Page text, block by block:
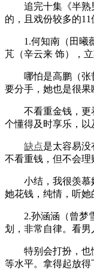
追完十集《半熟
的，且戏份较多的11
1.何知南（田曦薇
芃（辛云来 饰），立
哪怕是高鹏（张
要分手，她也是很果
不看重金钱，更
个懂得及时享乐，以
缺点是太容易没
不看重钱，但不会理
小结，我很羡慕
她花钱，纯情，听她
2.孙涵涵（曾梦雪
划，非常自律。看男
特别会打扮，也
等水平。拿得起放得